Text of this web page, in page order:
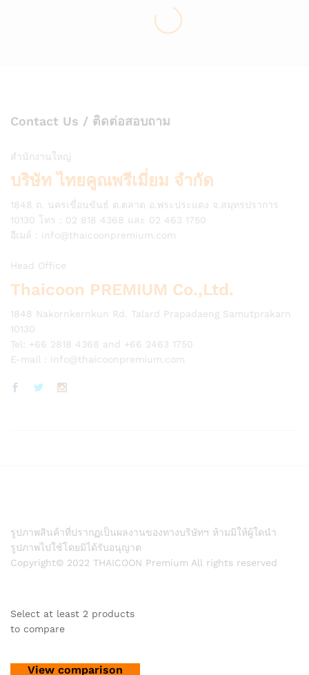
Contact Us / ติดต่อสอบถาม
สำนักงานใหญ่
บริษัท ไทยคูณพรีเมี่ยม จำกัด
1848 ถ. นครเขื่อนขันธ์ ต.ตลาด อ.พระประแดง จ.สมุทรปราการ
10130 โทร : 02 818 4368 และ 02 463 1750
อีเมล์ : info@thaicoonpremium.com
Head Office
Thaicoon PREMIUM Co.,Ltd.
1848 Nakornkernkun Rd. Talard Prapadaeng Samutprakarn
10130
Tel: +66 2818 4368 and +66 2463 1750
E-mail : info@thaicoonpremium.com
รูปภาพสินค้าที่ปรากฏเป็นผลงานของทางบริษัทฯ ห้ามมิให้ผู้ใดนำ
รูปภาพไปใช้โดยมิได้รับอนุญาต
Copyright© 2022 THAICOON Premium All rights reserved
Select at least 2 products
to compare
View comparison